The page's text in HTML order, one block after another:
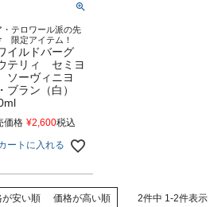
・テロワール派の先
限定アイテム！
イルドバーグ
テリィ セミヨ
ーヴィニヨ
ブラン（白）
価格 ¥2,600税込
ートに入れる
が安い順 価格が高い順 2件中 1-2件表示